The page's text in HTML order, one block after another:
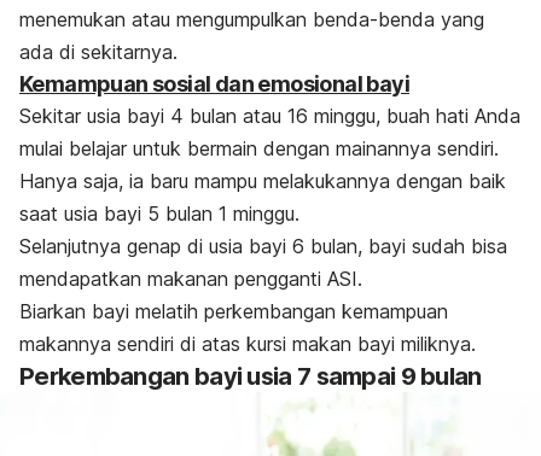
menemukan atau mengumpulkan benda-benda yang
ada di sekitarnya.
Kemampuan sosial dan emosional bayi
Sekitar usia bayi 4 bulan atau 16 minggu, buah hati Anda
mulai belajar untuk bermain dengan mainannya sendiri.
Hanya saja, ia baru mampu melakukannya dengan baik
saat usia bayi 5 bulan 1 minggu.
Selanjutnya genap di usia bayi 6 bulan, bayi sudah bisa
mendapatkan makanan pengganti ASI.
Biarkan bayi melatih perkembangan kemampuan
makannya sendiri di atas kursi makan bayi miliknya.
Perkembangan bayi usia 7 sampai 9 bulan